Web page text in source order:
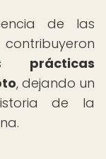
de las
prácticas
, dejando un
de la